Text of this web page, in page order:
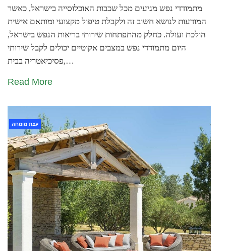
מתמודדי נפש מגיעים מכל שכבות האוכלוסייה בישראל, כאשר
המודעות לנושא חשוב זה ולקבלת טיפול מקצועי ומותאם אישית
הולכת ועולה. כחלק מהתפתחות שירותי בריאות הנפש בישראל,
היום מתמודדי נפש במצבים אקוטיים יכולים לקבל שירותי
פסיכיאטריה בבית,…
Read More
עצת מומחה